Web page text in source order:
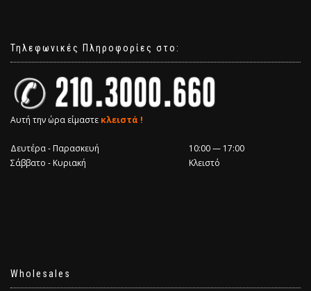
Τηλεφωνικές Πληροφορίες στο:
Αυτή την ώρα είμαστε κλειστά !
Δευτέρα - Παρασκευή
10:00 — 17:00
Σάββατο - Κυριακή
Κλειστό
Wholesales